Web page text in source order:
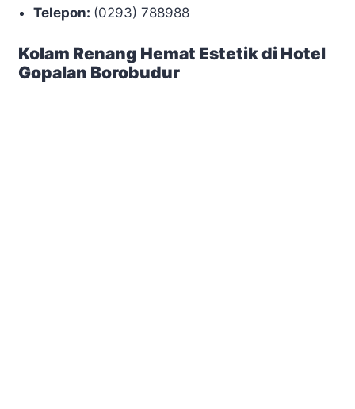
Telepon: (0293) 788988
Kolam Renang Hemat Estetik di Hotel
Gopalan Borobudur